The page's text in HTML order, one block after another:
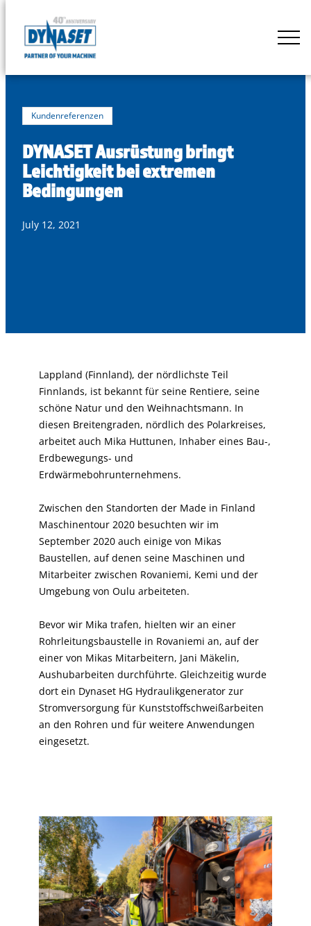
content
DYNASET
Kundenreferenzen
DYNASET Ausrüstung bringt
Leichtigkeit bei extremen
Bedingungen
July 12, 2021
Lappland (Finnland), der nördlichste Teil
Finnlands, ist bekannt für seine Rentiere, seine
schöne Natur und den Weihnachtsmann. In
diesen Breitengraden, nördlich des Polarkreises,
arbeitet auch Mika Huttunen, Inhaber eines Bau-,
Erdbewegungs- und
Erdwärmebohrunternehmens.
Zwischen den Standorten der Made in Finland
Maschinentour 2020 besuchten wir im
September 2020 auch einige von Mikas
Baustellen, auf denen seine Maschinen und
Mitarbeiter zwischen Rovaniemi, Kemi und der
Umgebung von Oulu arbeiteten.
Bevor wir Mika trafen, hielten wir an einer
Rohrleitungsbaustelle in Rovaniemi an, auf der
einer von Mikas Mitarbeitern, Jani Mäkelin,
Aushubarbeiten durchführte. Gleichzeitig wurde
dort ein Dynaset HG Hydraulikgenerator zur
Stromversorgung für Kunststoffschweißarbeiten
an den Rohren und für weitere Anwendungen
eingesetzt.